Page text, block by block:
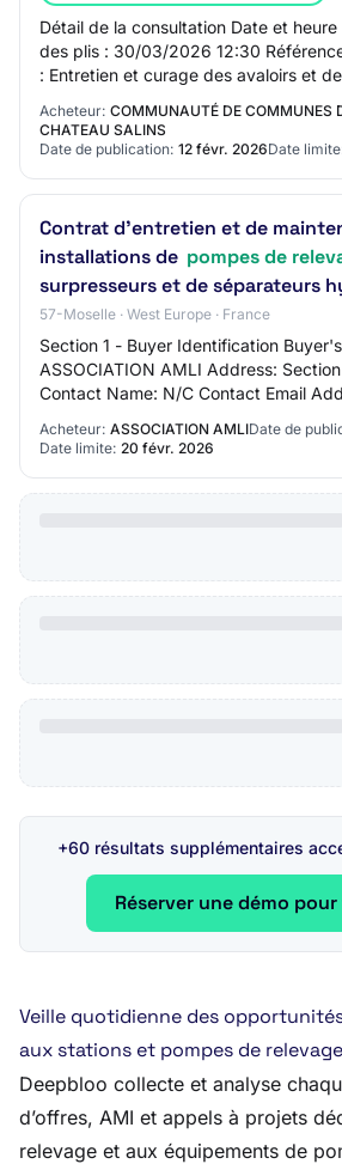
Détail de la consultation Date et
des plis : 30/03/2026 12:30
: Entretien et curage des avaloirs et
concernent l’entretien et c…
Acheteur: COMMUNAUTÉ DE COMMUNES
CHATEAU SALINS
Date de publication: 12 févr. 2026Date
Contrat d'entretien et de
installations de pompes de
surpresseurs et de séparateurs
57-Moselle · West Europe · France
Section 1 - Buyer Identification
ASSOCIATION AMLI Address:
Contact Name: N/C Contact Email
Acheteur: ASSOCIATION AMLIDate de
Date limite: 20 févr. 2026
+60 résultats supplémentaires
Réserver une démo
Veille quotidienne des
aux stations et pompes de relevage
Deepbloo collecte et analyse
d’offres, AMI et appels à projets
relevage et aux équipements de